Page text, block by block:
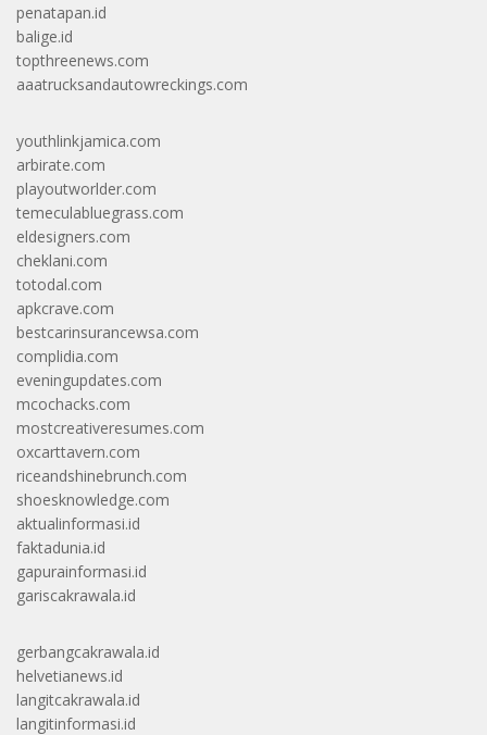
penatapan.id
balige.id
topthreenews.com
aaatrucksandautowreckings.com
youthlinkjamica.com
arbirate.com
playoutworlder.com
temeculabluegrass.com
eldesigners.com
cheklani.com
totodal.com
apkcrave.com
bestcarinsurancewsa.com
complidia.com
eveningupdates.com
mcochacks.com
mostcreativeresumes.com
oxcarttavern.com
riceandshinebrunch.com
shoesknowledge.com
aktualinformasi.id
faktadunia.id
gapurainformasi.id
gariscakrawala.id
gerbangcakrawala.id
helvetianews.id
langitcakrawala.id
langitinformasi.id